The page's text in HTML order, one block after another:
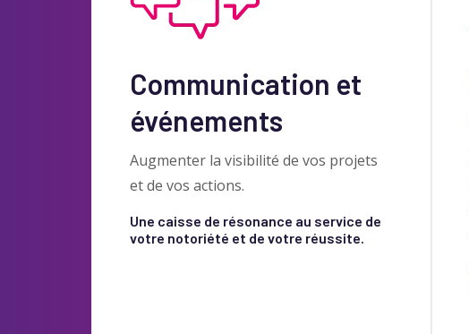
Communication et
événements
Augmenter la visibilité de vos projets
et de vos actions.
Une caisse de résonance au service de
votre notoriété et de votre réussite.